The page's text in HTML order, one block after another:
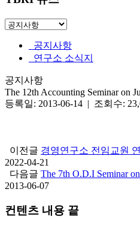
공지사항
연구소 소식지
공지사항
The 12th Accounting Seminar on
등록일: 2013-06-14 | 조회수:
이전글 경영연구소 전임교원
2022-04-21
다음글 The 7th O.D.I Seminar
2013-06-07
컨텐츠 내용 끝